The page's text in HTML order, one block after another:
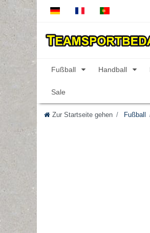
Fußball Handball
Sale
Zur Startseite gehen Fußball